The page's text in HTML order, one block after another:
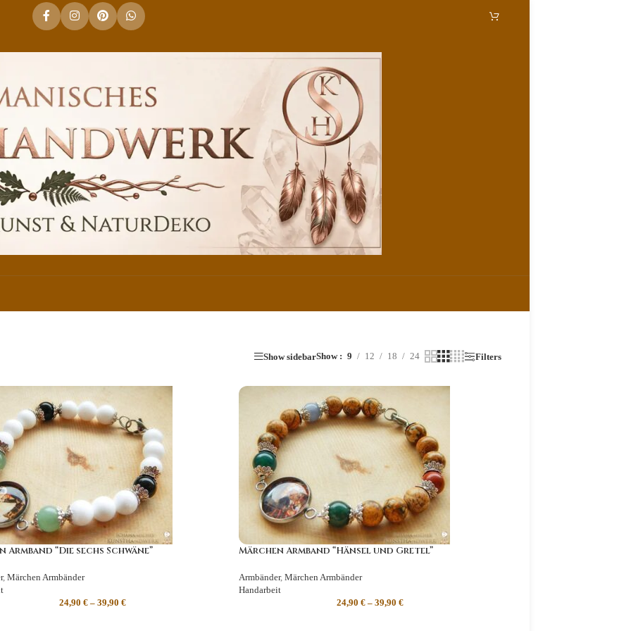
Show sidebarShow 9 12 18 24 Filters
Armband “Die sechs Schwäne”
, Märchen Armbänder
24,90€ –39,90€
Märchen Armband “Hänsel und Gretel”
Armbänder, Märchen Armbänder
Handarbeit
24,90 €– 39,90 €